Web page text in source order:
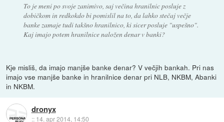
To je meni po svoje zanimivo, saj večina hranilnic posluje z
dobičkom in redkokdo bi pomislil na to, da lahko stečaj večje
banke zamaje tudi takšno hranilnico, ki sicer posluje "uspešno".
Kaj imajo potem hranilnice naložen denar v banki?
Kje misliš, da imajo manjše banke denar? V večjih bankah. Pri nas
imajo vse manjše banke in hranilnice denar pri NLB, NKBM, Abanki
in NKBM.
dronyx
:: 14. apr 2014, 14:50